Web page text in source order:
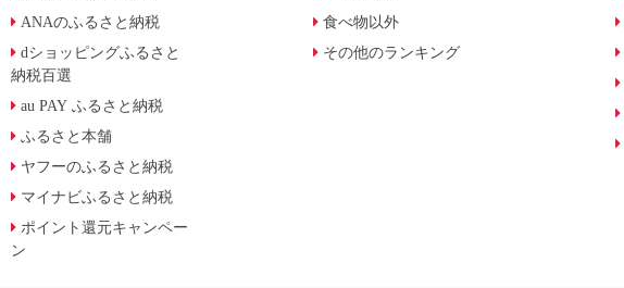
ANAのふるさと納税
dショッピングふるさと
納税百選
au PAY ふるさと納税
ふるさと本舗
ヤフーのふるさと納税
マイナビふるさと納税
ポイント還元キャンペー
ン
食べ物以外
その他のランキング